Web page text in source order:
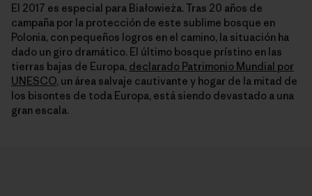
El 2017 es especial para Białowieża. Tras 20 años de
campaña por la protección de este sublime bosque en
Polonia, con pequeños logros en el camino, la situación ha
dado un giro dramático. El último bosque prístino en las
tierras bajas de Europa, declarado Patrimonio Mundial por
UNESCO, un área salvaje cautivante y hogar de la mitad de
los bisontes de toda Europa, está siendo devastado a una
gran escala.